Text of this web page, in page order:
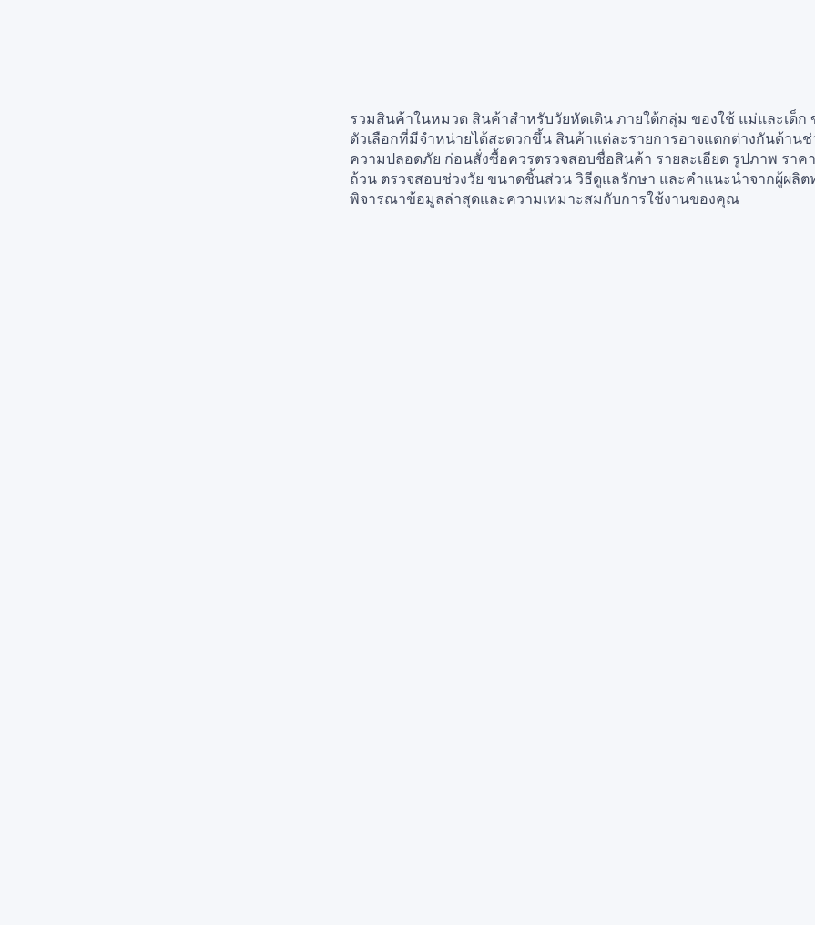
รวมสินค้าในหมวด สินค้าสำหรับวัยหัดเดิน ภายใต้กลุ่ม ของใช้ แม่และเด็ก
ตัวเลือกที่มีจำหน่ายได้สะดวกขึ้น สินค้าแต่ละรายการอาจแตกต่างกันด้าน
ความปลอดภัย ก่อนสั่งซื้อควรตรวจสอบชื่อสินค้า รายละเอียด รูปภาพ ราค
ถ้วน ตรวจสอบช่วงวัย ขนาดชิ้นส่วน วิธีดูแลรักษา และคำแนะนำจากผู้ผลิ
พิจารณาข้อมูลล่าสุดและความเหมาะสมกับการใช้งานของคุณ